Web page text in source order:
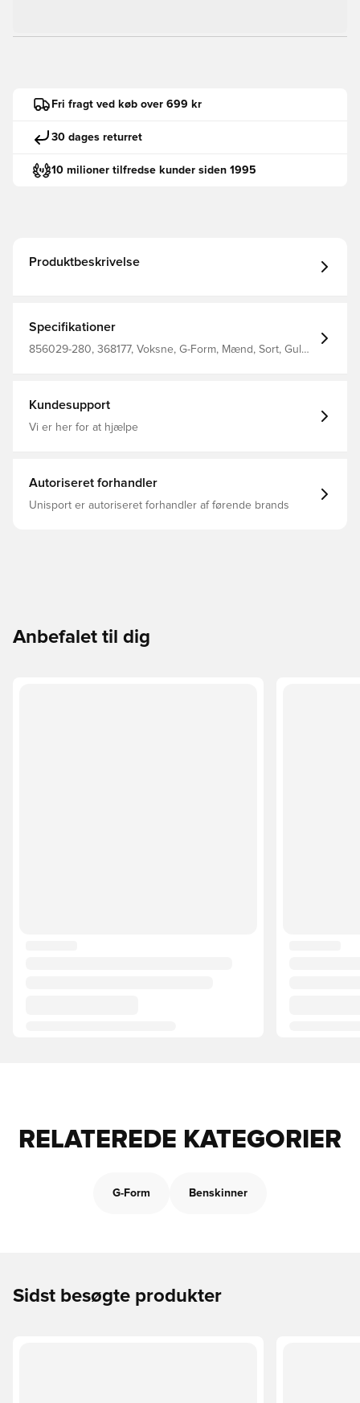
Fri fragt ved køb over 699 kr
30 dages returret
10 milioner tilfredse kunder siden 1995
Produktbeskrivelse
Specifikationer
856029-280, 368177, Voksne, G-Form, Mænd, Sort, Guld,
Kundesupport
Vi er her for at hjælpe
Autoriseret forhandler
Unisport er autoriseret forhandler af førende brands
Anbefalet til dig
RELATEREDE KATEGORIER
G-Form Benskinner
Sidst besøgte produkter